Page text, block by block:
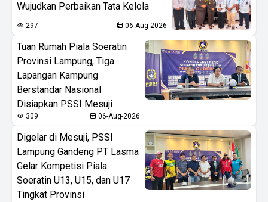
Wujudkan Perbaikan Tata Kelola
297 06-Aug-2026
Tuan Rumah Piala Soeratin
Provinsi Lampung, Tiga
Lapangan Kampung
Berstandar Nasional
Disiapkan PSSI Mesuji
309 06-Aug-2026
Digelar di Mesuji, PSSI
Lampung Gandeng PT Lasma
Gelar Kompetisi Piala
Soeratin U13, U15, dan U17
Tingkat Provinsi